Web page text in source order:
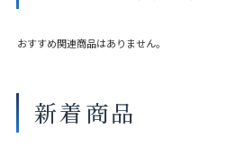
おすすめ関連商品はありません。
新着商品